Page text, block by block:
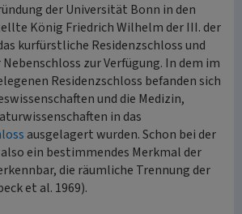
der Universität Bonn in den
König Friedrich Wilhelm der III. der
kurfürstliche Residenzschloss und
zur Verfügung. In dem im
Residenzschloss befanden sich
und die Medizin,
in das
ausgelagert wurden. Schon bei der
ein bestimmendes Merkmal der
die räumliche Trennung der
et al. 1969).